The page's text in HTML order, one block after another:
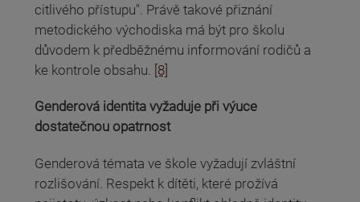
citlivého přístupu". Právě takové přiznání
metodického východiska má být pro školu
důvodem k předběžnému informování rodičů a
ke kontrole obsahu. [8]
Genderová identita vyžaduje při výuce
dostatečnou opatrnost
Genderová témata ve škole vyžadují zvláštní
rozlišování. Respekt k dítěti, které prožívá